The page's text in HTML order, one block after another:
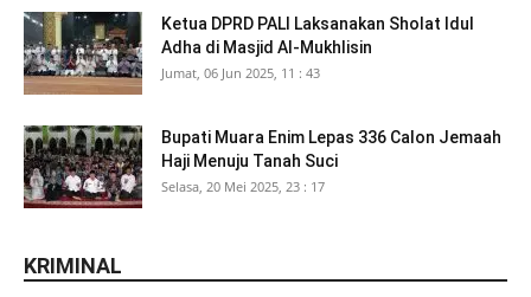
Ketua DPRD PALI Laksanakan Sholat Idul
Adha di Masjid Al-Mukhlisin
Jumat, 06 Jun 2025, 11 : 43
Bupati Muara Enim Lepas 336 Calon Jemaah
Haji Menuju Tanah Suci
Selasa, 20 Mei 2025, 23 : 17
KRIMINAL